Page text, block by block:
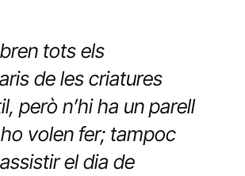
tots els
de les criatures
però n’hi ha un parell
volen fer; tampoc
el dia de